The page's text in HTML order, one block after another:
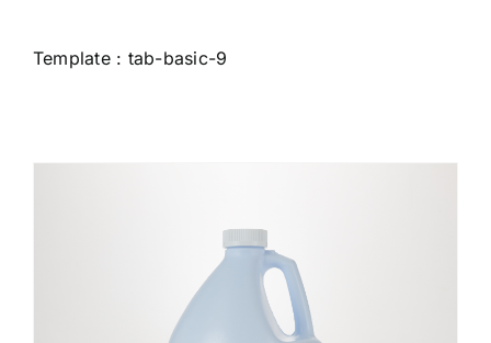
Template : tab-basic-9